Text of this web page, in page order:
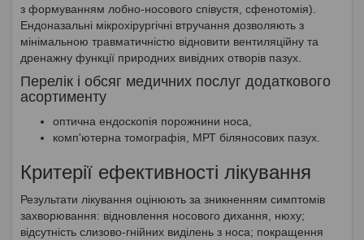
з формуванням лобно-носового співустя, сфенотомія).
Ендоназальні мікрохірургічні втручання дозволяють з
мінімальною травматичністю відновити вентиляційну та
дренажну функції природних вивідних отворів пазух.
Перелік і обсяг медичних послуг додаткового
асортименту
оптична ендоскопія порожнини носа,
комп'ютерна томографія, МРТ біляносових пазух.
Критерії ефективності лікування
Результати лікування оцінюють за зникненням симптомів
захворювання: відновлення носового дихання, нюху;
відсутність слизово-гнійних виділень з носа; покращення